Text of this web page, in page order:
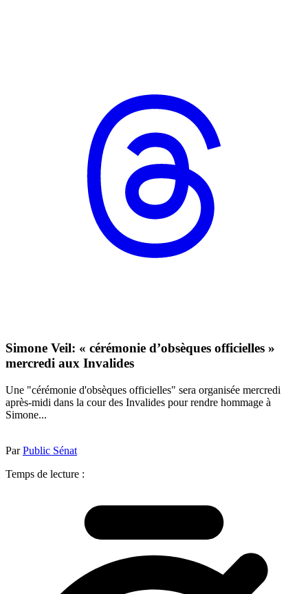
Simone Veil: « cérémonie d’obsèques officielles »
mercredi aux Invalides
Une "cérémonie d'obsèques officielles" sera organisée mercredi
après-midi dans la cour des Invalides pour rendre hommage à
Simone...
ParPublic Sénat
Temps de lecture :